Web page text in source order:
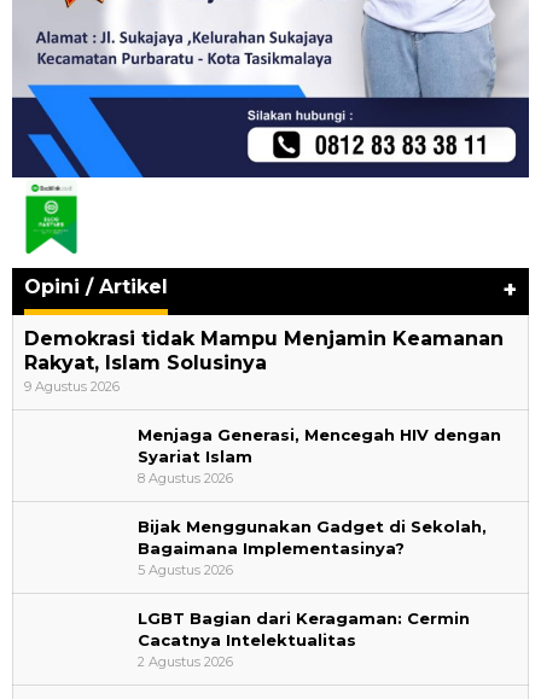
Opini / Artikel +
Demokrasi tidak Mampu Menjamin Keamanan
Rakyat, Islam Solusinya
9 Agustus 2026
Menjaga Generasi, Mencegah HIV dengan
Syariat Islam
8 Agustus 2026
Bijak Menggunakan Gadget di Sekolah,
Bagaimana Implementasinya?
5 Agustus 2026
LGBT Bagian dari Keragaman: Cermin
Cacatnya Intelektualitas
2 Agustus 2026